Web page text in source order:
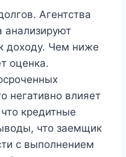
Агентства
анализируют
доходу. Чем ниже
оценка.
негативно влияет
кредитные
что заемщик
с выполнением